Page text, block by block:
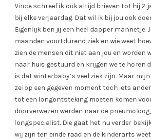
Vince schreef ik ook altijd brieven tot hij 2
bij elke verjaardag. Dat wil ik bij jou ook
Eigenlijk ben jij een heel dapper mannetje.
maanden voortdurend ziek en wie weet
zien de mensen dit niet aan jou en worden
naar huis gestuurd en krijgen we te horen
is dat winterbaby’s veel ziek zijn. Maar mijn
zei op een gegeven moment toch iets
tot een longontsteking moeten komen
doorverwezen werden naar de
longspecialist. Die gaat het nu verder
wij zijn ten einde raad en de kinderarts